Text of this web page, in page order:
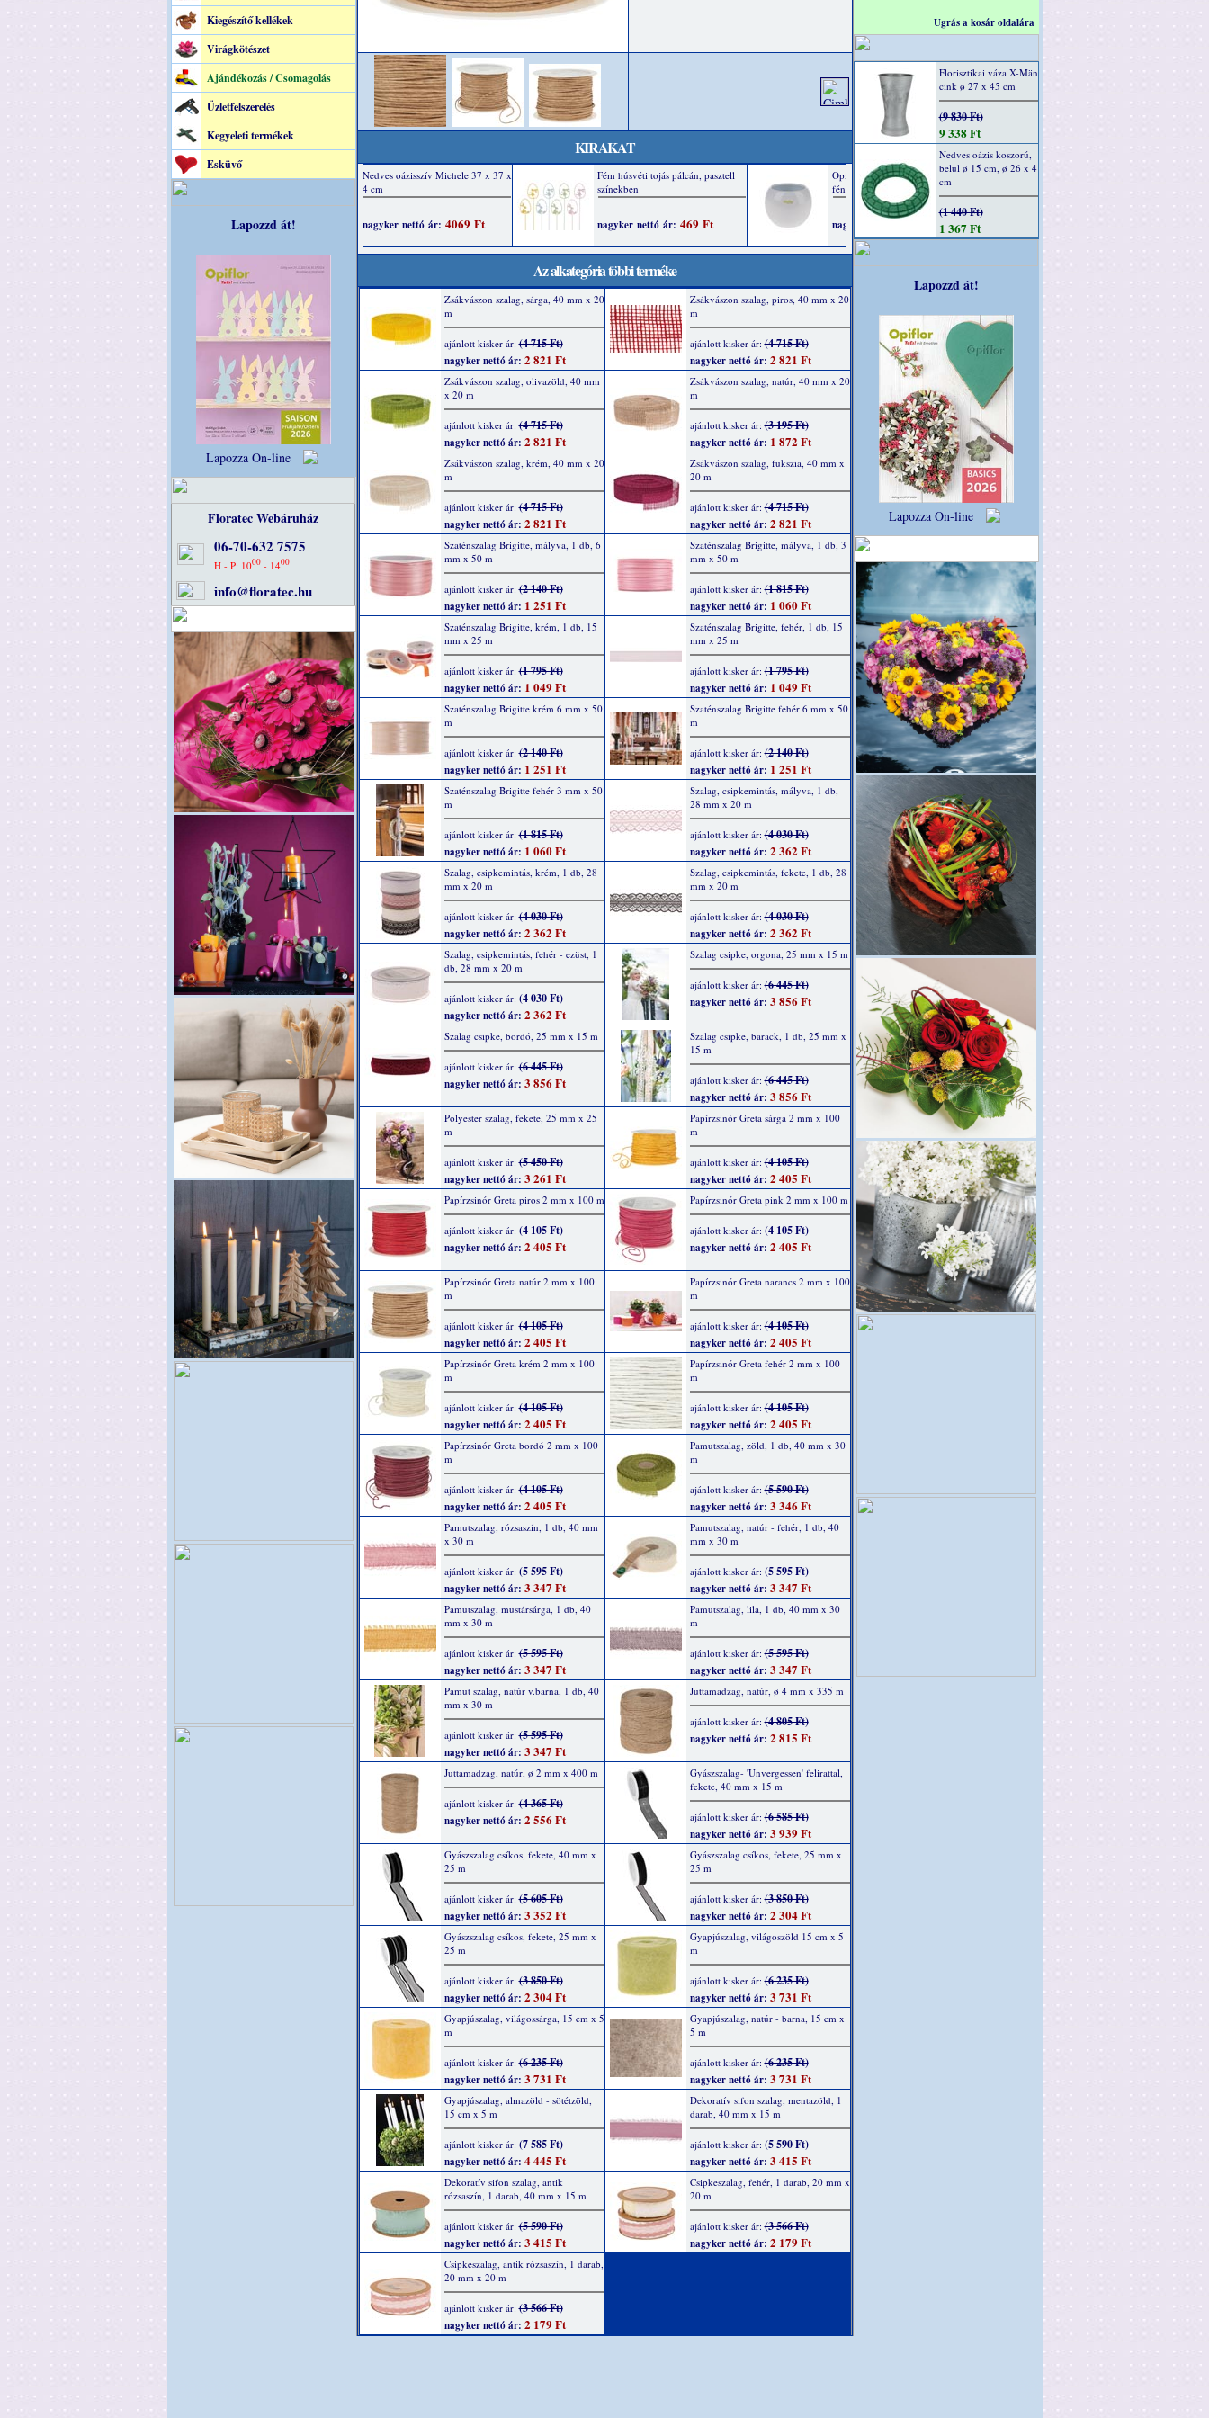
Kiegészítő kellékek
Virágkötészet
Ajándékozás / Csomagolás
Üzletfelszerelés
Kegyeleti termékek
Esküvő
Lapozzd át!
Lapozza On-line
Floratec Webáruház
06-70-632 7575
H - P: 1000 - 1400
info@floratec.hu
KIRAKAT
Az alkategória többi terméke
Zsákvászon szalag, sárga, 40 mm x 20
m
ajánlott kisker ár:(4 715 Ft)
nagyker nettó ár: 2 821 Ft
Zsákvászon szalag, piros, 40 mm x 20
m
ajánlott kisker ár:(4 715 Ft)
nagyker nettó ár: 2 821 Ft
Zsákvászon szalag, olivazöld, 40 mm
x 20 m
ajánlott kisker ár:(4 715 Ft)
nagyker nettó ár: 2 821 Ft
Zsákvászon szalag, natúr, 40 mm x 20
m
ajánlott kisker ár:(3 195 Ft)
nagyker nettó ár: 1 872 Ft
Zsákvászon szalag, krém, 40 mm x 20
m
ajánlott kisker ár:(4 715 Ft)
nagyker nettó ár: 2 821 Ft
Zsákvászon szalag, fukszia, 40 mm x
20 m
ajánlott kisker ár:(4 715 Ft)
nagyker nettó ár: 2 821 Ft
Szaténszalag Brigitte, mályva, 1 db, 6
mm x 50 m
ajánlott kisker ár:(2 140 Ft)
nagyker nettó ár: 1 251 Ft
Szaténszalag Brigitte, mályva, 1 db, 3
mm x 50 m
ajánlott kisker ár:(1 815 Ft)
nagyker nettó ár: 1 060 Ft
Szaténszalag Brigitte, krém, 1 db, 15
mm x 25 m
ajánlott kisker ár:(1 795 Ft)
nagyker nettó ár: 1 049 Ft
Szaténszalag Brigitte, fehér, 1 db, 15
mm x 25 m
ajánlott kisker ár:(1 795 Ft)
nagyker nettó ár: 1 049 Ft
Szaténszalag Brigitte krém 6 mm x 50
m
ajánlott kisker ár:(2 140 Ft)
nagyker nettó ár: 1 251 Ft
Szaténszalag Brigitte fehér 6 mm x 50
m
ajánlott kisker ár:(2 140 Ft)
nagyker nettó ár: 1 251 Ft
Szaténszalag Brigitte fehér 3 mm x 50
m
ajánlott kisker ár:(1 815 Ft)
nagyker nettó ár: 1 060 Ft
Szalag, csipkemintás, mályva, 1 db,
28 mm x 20 m
ajánlott kisker ár:(4 030 Ft)
nagyker nettó ár: 2 362 Ft
Szalag, csipkemintás, krém, 1 db, 28
mm x 20 m
ajánlott kisker ár:(4 030 Ft)
nagyker nettó ár: 2 362 Ft
Szalag, csipkemintás, fekete, 1 db, 28
mm x 20 m
ajánlott kisker ár:(4 030 Ft)
nagyker nettó ár: 2 362 Ft
Szalag, csipkemintás, fehér - ezüst, 1
db, 28 mm x 20 m
ajánlott kisker ár:(4 030 Ft)
nagyker nettó ár: 2 362 Ft
Szalag csipke, orgona, 25 mm x 15 m
ajánlott kisker ár:(6 445 Ft)
nagyker nettó ár: 3 856 Ft
Szalag csipke, bordó, 25 mm x 15 m
ajánlott kisker ár:(6 445 Ft)
nagyker nettó ár: 3 856 Ft
Szalag csipke, barack, 1 db, 25 mm x
15 m
ajánlott kisker ár:(6 445 Ft)
nagyker nettó ár: 3 856 Ft
Polyester szalag, fekete, 25 mm x 25
m
ajánlott kisker ár:(5 450 Ft)
nagyker nettó ár: 3 261 Ft
Papírzsinór Greta sárga 2 mm x 100
m
ajánlott kisker ár:(4 105 Ft)
nagyker nettó ár: 2 405 Ft
Papírzsinór Greta piros 2 mm x 100 m
ajánlott kisker ár:(4 105 Ft)
nagyker nettó ár: 2 405 Ft
Papírzsinór Greta pink 2 mm x 100 m
ajánlott kisker ár:(4 105 Ft)
nagyker nettó ár: 2 405 Ft
Papírzsinór Greta natúr 2 mm x 100
m
ajánlott kisker ár:(4 105 Ft)
nagyker nettó ár: 2 405 Ft
Papírzsinór Greta narancs 2 mm x 100
m
ajánlott kisker ár:(4 105 Ft)
nagyker nettó ár: 2 405 Ft
Papírzsinór Greta krém 2 mm x 100
m
ajánlott kisker ár:(4 105 Ft)
nagyker nettó ár: 2 405 Ft
Papírzsinór Greta fehér 2 mm x 100
m
ajánlott kisker ár:(4 105 Ft)
nagyker nettó ár: 2 405 Ft
Papírzsinór Greta bordó 2 mm x 100
m
ajánlott kisker ár:(4 105 Ft)
nagyker nettó ár: 2 405 Ft
Pamutszalag, zöld, 1 db, 40 mm x 30
m
ajánlott kisker ár:(5 590 Ft)
nagyker nettó ár: 3 346 Ft
Pamutszalag, rózsaszín, 1 db, 40 mm
x 30 m
ajánlott kisker ár:(5 595 Ft)
nagyker nettó ár: 3 347 Ft
Pamutszalag, natúr - fehér, 1 db, 40
mm x 30 m
ajánlott kisker ár:(5 595 Ft)
nagyker nettó ár: 3 347 Ft
Pamutszalag, mustársárga, 1 db, 40
mm x 30 m
ajánlott kisker ár:(5 595 Ft)
nagyker nettó ár: 3 347 Ft
Pamutszalag, lila, 1 db, 40 mm x 30
m
ajánlott kisker ár:(5 595 Ft)
nagyker nettó ár: 3 347 Ft
Pamut szalag, natúr v.barna, 1 db, 40
mm x 30 m
ajánlott kisker ár:(5 595 Ft)
nagyker nettó ár: 3 347 Ft
Juttamadzag, natúr, ø 4 mm x 335 m
ajánlott kisker ár:(4 805 Ft)
nagyker nettó ár: 2 815 Ft
Juttamadzag, natúr, ø 2 mm x 400 m
ajánlott kisker ár:(4 365 Ft)
nagyker nettó ár: 2 556 Ft
Gyászszalag- 'Unvergessen' felirattal,
fekete, 40 mm x 15 m
ajánlott kisker ár:(6 585 Ft)
nagyker nettó ár: 3 939 Ft
Gyászszalag csíkos, fekete, 40 mm x
25 m
ajánlott kisker ár:(5 605 Ft)
nagyker nettó ár: 3 352 Ft
Gyászszalag csíkos, fekete, 25 mm x
25 m
ajánlott kisker ár:(3 850 Ft)
nagyker nettó ár: 2 304 Ft
Gyászszalag csíkos, fekete, 25 mm x
25 m
ajánlott kisker ár:(3 850 Ft)
nagyker nettó ár: 2 304 Ft
Gyapjúszalag, világoszöld 15 cm x 5
m
ajánlott kisker ár:(6 235 Ft)
nagyker nettó ár: 3 731 Ft
Gyapjúszalag, világossárga, 15 cm x 5
m
ajánlott kisker ár:(6 235 Ft)
nagyker nettó ár: 3 731 Ft
Gyapjúszalag, natúr - barna, 15 cm x
5 m
ajánlott kisker ár:(6 235 Ft)
nagyker nettó ár: 3 731 Ft
Gyapjúszalag, almazöld - sötétzöld,
15 cm x 5 m
ajánlott kisker ár:(7 585 Ft)
nagyker nettó ár: 4 445 Ft
Dekoratív sifon szalag, mentazöld, 1
darab, 40 mm x 15 m
ajánlott kisker ár:(5 590 Ft)
nagyker nettó ár: 3 415 Ft
Dekoratív sifon szalag, antik
rózsaszín, 1 darab, 40 mm x 15 m
ajánlott kisker ár:(5 590 Ft)
nagyker nettó ár: 3 415 Ft
Csipkeszalag, fehér, 1 darab, 20 mm x
20 m
ajánlott kisker ár:(3 566 Ft)
nagyker nettó ár: 2 179 Ft
Csipkeszalag, antik rózsaszín, 1 darab,
20 mm x 20 m
ajánlott kisker ár:(3 566 Ft)
nagyker nettó ár: 2 179 Ft
Ugrás a kosár oldalára
Florisztikai váza X-Män
cink ø 27 x 45 cm
(9 830 Ft)
9 338 Ft
Nedves oázis koszorú,
belül ø 15 cm, ø 26 x 4
cm
(1 440 Ft)
1 367 Ft
Lapozzd át!
Lapozza On-line